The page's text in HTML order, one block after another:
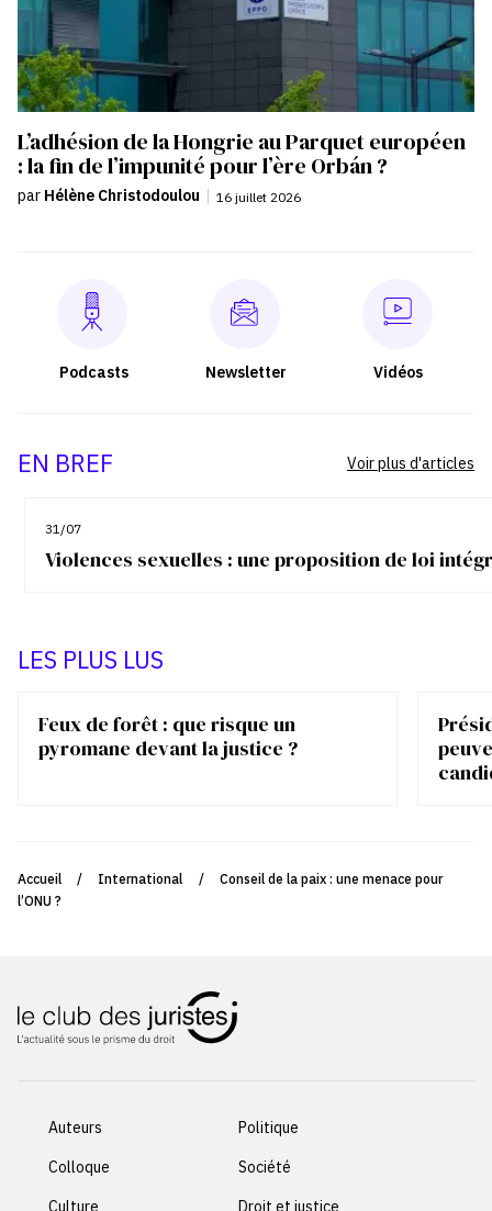
L’adhésion de la Hongrie au Parquet européen
: la fin de l’impunité pour l’ère Orbán ?
par Hélène Christodoulou | 16 juillet 2026
Podcasts Newsletter Vidéos
EN BREF
31/07
Violences sexuelles : une proposition de loi
Voir plus d'articles
LES PLUS LUS
Feux de forêt : que risque un
pyromane devant la justice ?
Accueil / International /
Conseil de la paix : une menace pour
l’ONU ?
Auteurs
Colloque
Culture
Politique
Société
Droit et justice